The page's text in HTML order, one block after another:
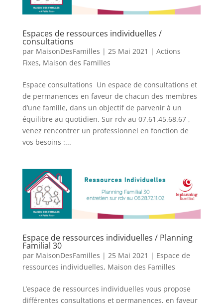
Espaces de ressources individuelles /
consultations
par MaisonDesFamilles | 25 Mai 2021 | Actions
Fixes, Maison des Familles
Espace consultations Un espace de consultations et
de permanences en faveur de chacun des membres
d’une famille, dans un objectif de parvenir à un
équilibre au quotidien. Sur rdv au 07.61.45.68.67 ,
venez rencontrer un professionnel en fonction de
vos besoins :...
Espace de ressources individuelles / Planning
Familial 30
par MaisonDesFamilles | 25 Mai 2021 | Espace de
ressources individuelles, Maison des Familles
L’espace de ressources individuelles vous propose
différentes consultations et permanences, en faveur